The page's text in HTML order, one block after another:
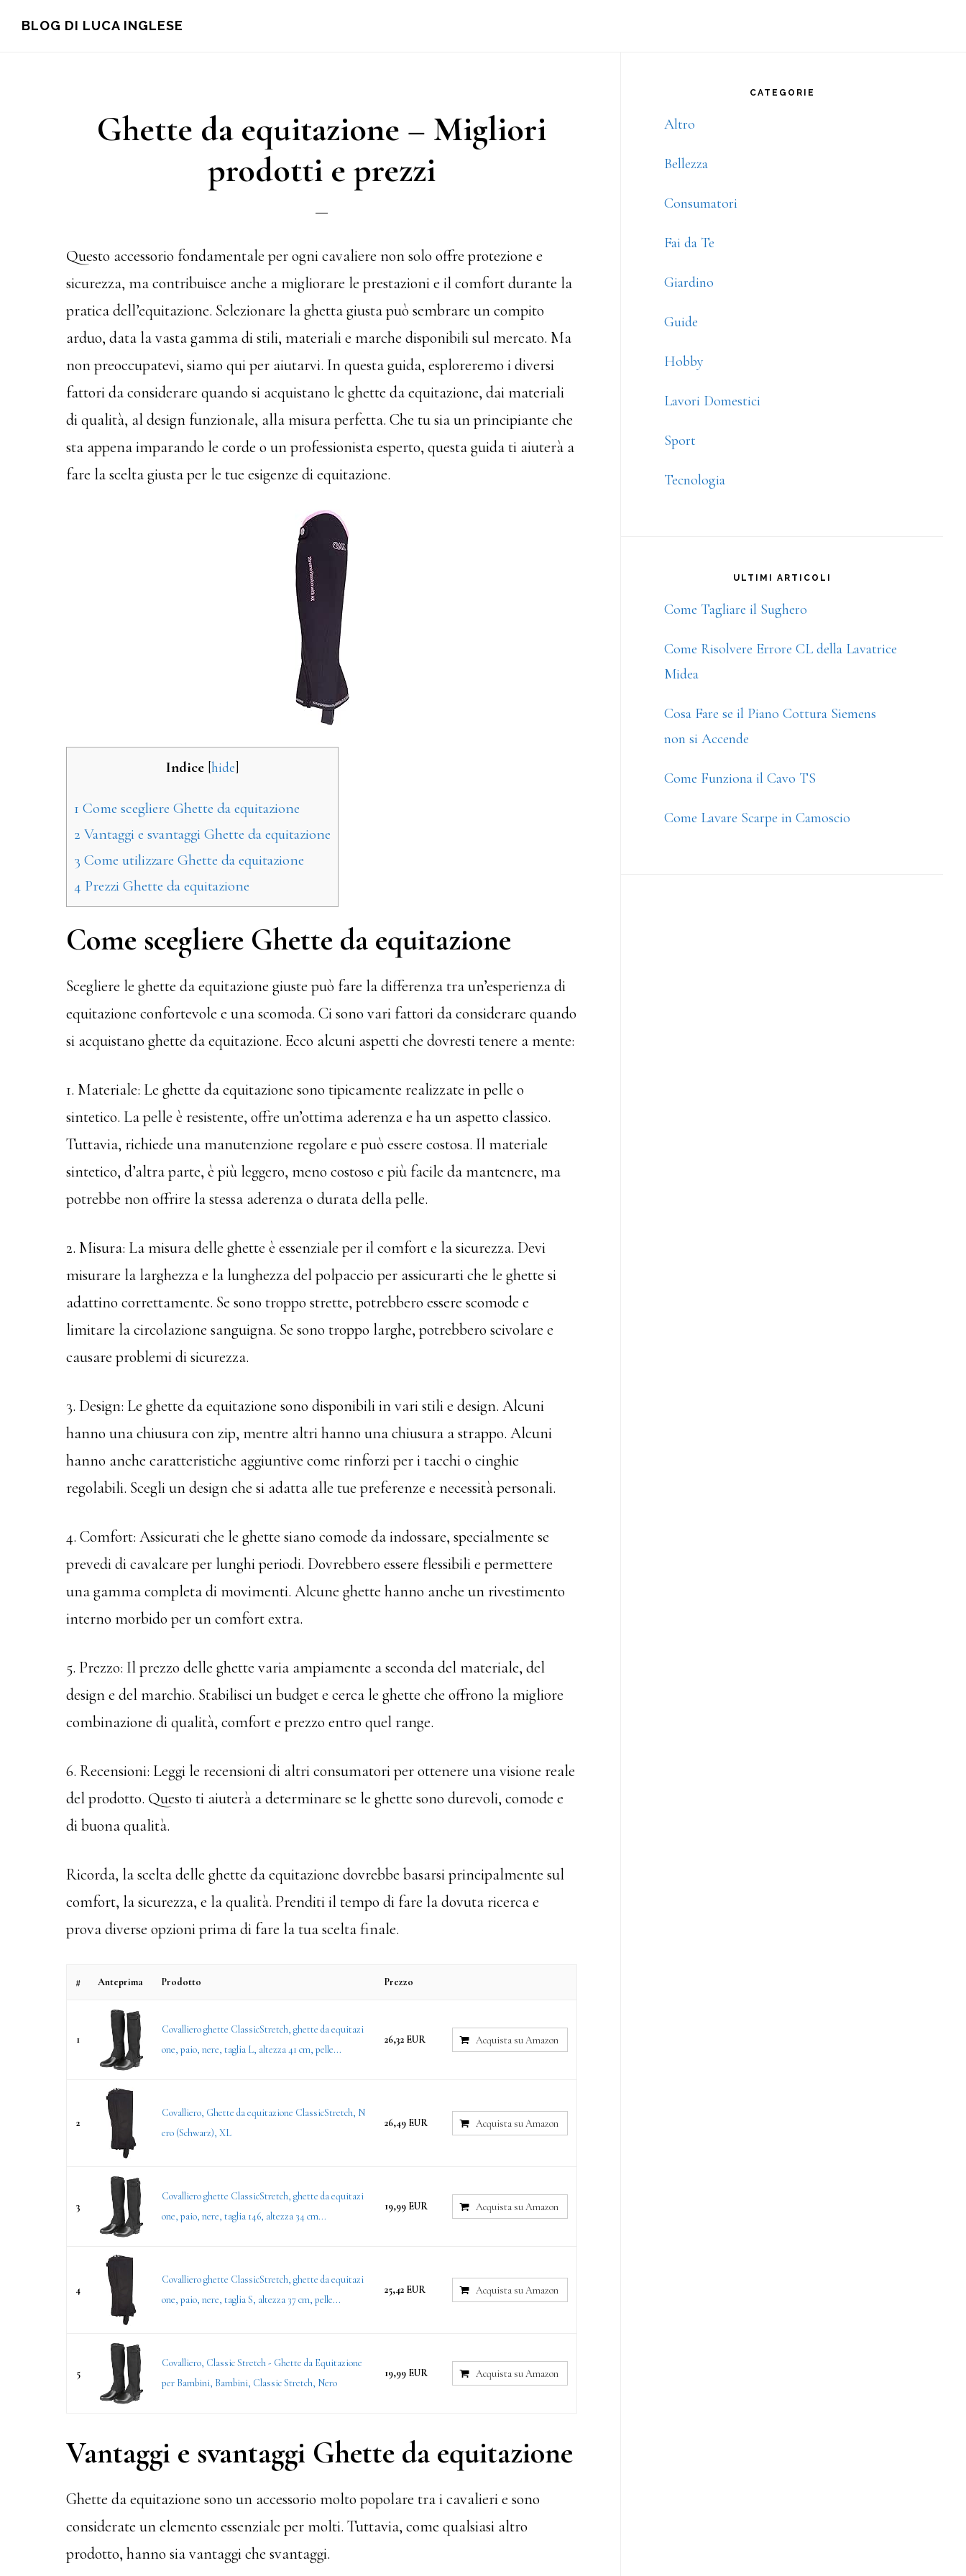
BLOG DI LUCA INGLESE
Ghette da equitazione – Migliori
prodotti e prezzi
Questo accessorio fondamentale per ogni cavaliere non solo offre protezione e
sicurezza, ma contribuisce anche a migliorare le prestazioni e il comfort durante la
pratica dell’equitazione. Selezionare la ghetta giusta può sembrare un compito
arduo, data la vasta gamma di stili, materiali e marche disponibili sul mercato. Ma
non preoccupatevi, siamo qui per aiutarvi. In questa guida, esploreremo i diversi
fattori da considerare quando si acquistano le ghette da equitazione, dai materiali
di qualità, al design funzionale, alla misura perfetta. Che tu sia un principiante che
sta appena imparando le corde o un professionista esperto, questa guida ti aiuterà a
fare la scelta giusta per le tue esigenze di equitazione.
Indice hide
1 Come scegliere Ghette da equitazione
2 Vantaggi e svantaggi Ghette da equitazione
3 Come utilizzare Ghette da equitazione
4 Prezzi Ghette da equitazione
Come scegliere Ghette da equitazione
Scegliere le ghette da equitazione giuste può fare la differenza tra un’esperienza di
equitazione confortevole e una scomoda. Ci sono vari fattori da considerare quando
si acquistano ghette da equitazione. Ecco alcuni aspetti che dovresti tenere a mente:
1. Materiale: Le ghette da equitazione sono tipicamente realizzate in pelle o
sintetico. La pelle è resistente, offre un’ottima aderenza e ha un aspetto classico.
Tuttavia, richiede una manutenzione regolare e può essere costosa. Il materiale
sintetico, d’altra parte, è più leggero, meno costoso e più facile da mantenere, ma
potrebbe non offrire la stessa aderenza o durata della pelle.
2. Misura: La misura delle ghette è essenziale per il comfort e la sicurezza. Devi
misurare la larghezza e la lunghezza del polpaccio per assicurarti che le ghette si
adattino correttamente. Se sono troppo strette, potrebbero essere scomode e
limitare la circolazione sanguigna. Se sono troppo larghe, potrebbero scivolare e
causare problemi di sicurezza.
3. Design: Le ghette da equitazione sono disponibili in vari stili e design. Alcuni
hanno una chiusura con zip, mentre altri hanno una chiusura a strappo. Alcuni
hanno anche caratteristiche aggiuntive come rinforzi per i tacchi o cinghie
regolabili. Scegli un design che si adatta alle tue preferenze e necessità personali.
4. Comfort: Assicurati che le ghette siano comode da indossare, specialmente se
prevedi di cavalcare per lunghi periodi. Dovrebbero essere flessibili e permettere
una gamma completa di movimenti. Alcune ghette hanno anche un rivestimento
interno morbido per un comfort extra.
5. Prezzo: Il prezzo delle ghette varia ampiamente a seconda del materiale, del
design e del marchio. Stabilisci un budget e cerca le ghette che offrono la migliore
combinazione di qualità, comfort e prezzo entro quel range.
6. Recensioni: Leggi le recensioni di altri consumatori per ottenere una visione reale
del prodotto. Questo ti aiuterà a determinare se le ghette sono durevoli, comode e
di buona qualità.
Ricorda, la scelta delle ghette da equitazione dovrebbe basarsi principalmente sul
comfort, la sicurezza, e la qualità. Prenditi il tempo di fare la dovuta ricerca e
prova diverse opzioni prima di fare la tua scelta finale.
# Anteprima Prodotto Prezzo
1
Covalliero ghette ClassicStretch, ghette da equitazi
one, paio, nere, taglia L, altezza 41 cm, pelle...
26,32 EUR Acquista su Amazon
2
Covalliero, Ghette da equitazione ClassicStretch, N
ero (Schwarz), XL
26,49 EUR Acquista su Amazon
3
Covalliero ghette ClassicStretch, ghette da equitazi
one, paio, nere, taglia 146, altezza 34 cm...
19,99 EUR Acquista su Amazon
4
Covalliero ghette ClassicStretch, ghette da equitazi
one, paio, nere, taglia S, altezza 37 cm, pelle...
25,42 EUR Acquista su Amazon
5
Covalliero, Classic Stretch - Ghette da Equitazione
per Bambini, Bambini, Classic Stretch, Nero
19,99 EUR Acquista su Amazon
Vantaggi e svantaggi Ghette da equitazione
Ghette da equitazione sono un accessorio molto popolare tra i cavalieri e sono
considerate un elemento essenziale per molti. Tuttavia, come qualsiasi altro
prodotto, hanno sia vantaggi che svantaggi.
CATEGORIE
Altro
Bellezza
Consumatori
Fai da Te
Giardino
Guide
Hobby
Lavori Domestici
Sport
Tecnologia
ULTIMI ARTICOLI
Come Tagliare il Sughero
Come Risolvere Errore CL della Lavatrice
Midea
Cosa Fare se il Piano Cottura Siemens
non si Accende
Come Funziona il Cavo TS
Come Lavare Scarpe in Camoscio